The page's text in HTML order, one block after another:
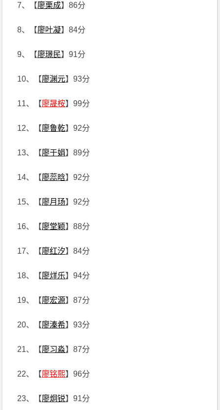
7、【廖栗成】86分
8、【廖叶凝】84分
9、【廖璟民】91分
10、【廖渊元】93分
11、【廖晟桉】99分
12、【廖鲁乾】92分
13、【廖于娟】89分
14、【廖蕊晗】92分
15、【廖月玚】92分
16、【廖堂颖】88分
17、【廖红汐】84分
18、【廖烊乐】94分
19、【廖宏源】87分
20、【廖溱希】93分
21、【廖习淼】87分
22、【廖铭熙】96分
23、【廖炯锐】91分